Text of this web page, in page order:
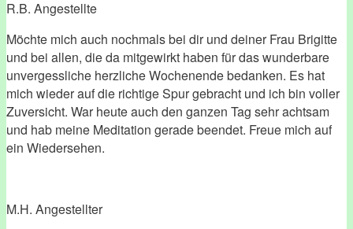
R.B. Angestellte
Möchte mich auch nochmals bei dir und deiner Frau Brigitte
und bei allen, die da mitgewirkt haben für das wunderbare
unvergessliche herzliche Wochenende bedanken. Es hat
mich wieder auf die richtige Spur gebracht und ich bin voller
Zuversicht. War heute auch den ganzen Tag sehr achtsam
und hab meine Meditation gerade beendet. Freue mich auf
ein Wiedersehen.
M.H. Angestellter